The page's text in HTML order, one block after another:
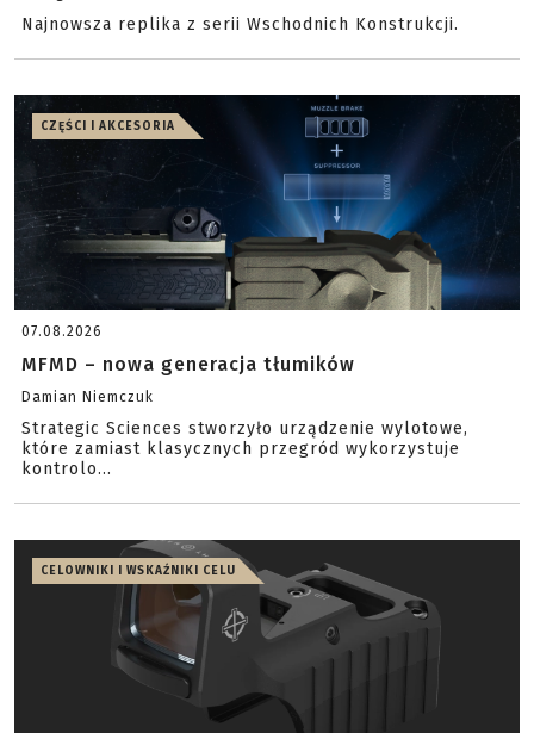
Najnowsza replika z serii Wschodnich Konstrukcji.
CZĘŚCI I AKCESORIA
07.08.2026
MFMD – nowa generacja tłumików
Damian Niemczuk
Strategic Sciences stworzyło urządzenie wylotowe,
które zamiast klasycznych przegród wykorzystuje
kontrolo...
CELOWNIKI I WSKAŹNIKI CELU